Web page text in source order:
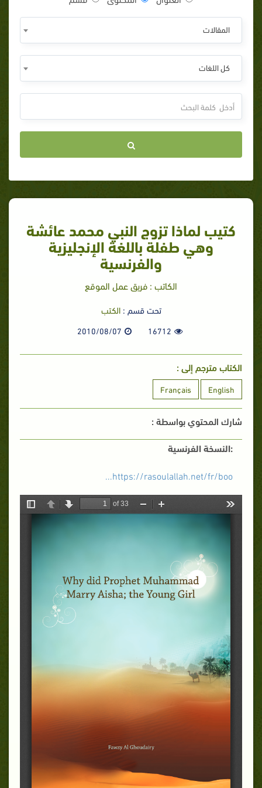
المقالات
كل اللغات
كتيب لماذا تزوج النبي محمد عائشة
وهي طفلة باللغة الإنجليزية
والفرنسية
الكاتب : فريق عمل الموقع
تحت قسم :الكتب
16712
2010/08/07
الكتاب مترجم إلى :
English
Français
شارك المحتوي بواسطة :
:النسخة الفرنسية
https://rasoulallah.net/fr/boo...